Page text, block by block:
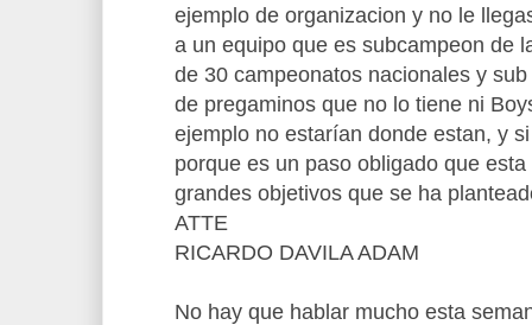
ejemplo de organizacion y no le
a un equipo que es subcampeon de
de 30 campeonatos nacionales y
de pregaminos que no lo tiene ni
ejemplo no estarían donde estan, y
porque es un paso obligado que
grandes objetivos que se ha
ATTE
RICARDO DAVILA ADAM
No hay que hablar mucho esta